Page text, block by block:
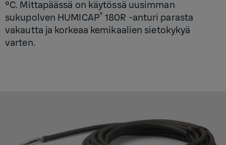
°C. Mittapäässä on käytössä uusimman
sukupolven HUMICAP® 180R -anturi parasta
vakautta ja korkeaa kemikaalien sietokykyä
varten.